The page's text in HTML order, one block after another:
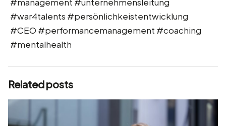
#war4talents #persönlichkeistentwicklung
#CEO #performancemanagement #coaching
#mentalhealth
Related posts